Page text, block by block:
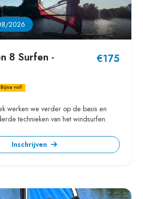
2026
8 Surfen -
€175
Bijna vol!
werken we verder op de basis en
technieken van het windsurfen.
Inschrijven